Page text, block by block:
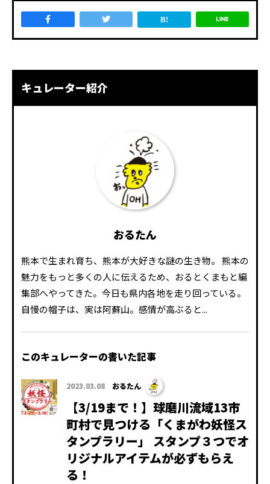
キュレーター紹介
おるたん
熊本で生まれ育ち、熊本が大好きな謎の生き物。 熊本の
魅力をもっと多くの人に伝えるため、おるとくまもと編
集部へやってきた。今日も県内各地を走り回っている。
自慢の帽子は、実は阿蘇山。感情が高ぶると...
このキュレーターの書いた記事
2023.03.08 おるたん
【3/19まで！】球磨川流域13市
町村で見つける「くまがわ妖怪ス
タンプラリー」 スタンプ３つでオ
リジナルアイテムが必ずもらえ
る！